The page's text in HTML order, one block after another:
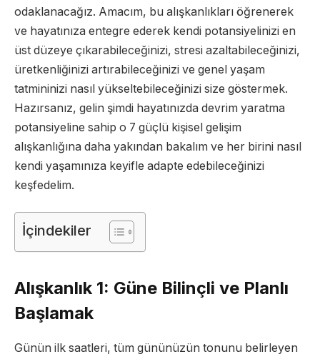
odaklanacağız. Amacım, bu alışkanlıkları öğrenerek
ve hayatınıza entegre ederek kendi potansiyelinizi en
üst düzeye çıkarabileceğinizi, stresi azaltabileceğinizi,
üretkenliğinizi artırabileceğinizi ve genel yaşam
tatmininizi nasıl yükseltebileceğinizi size göstermek.
Hazırsanız, gelin şimdi hayatınızda devrim yaratma
potansiyeline sahip o 7 güçlü kişisel gelişim
alışkanlığına daha yakından bakalım ve her birini nasıl
kendi yaşamınıza keyifle adapte edebileceğinizi
keşfedelim.
İçindekiler
Alışkanlık 1: Güne Bilinçli ve Planlı
Başlamak
Günün ilk saatleri, tüm gününüzün tonunu belirleyen